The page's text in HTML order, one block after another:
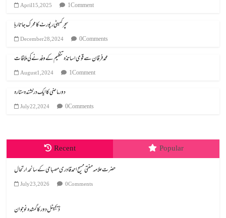
April 15, 2025 1 Comment
سچر کمیٹی رپورٹ کا محرک جاتا رہا
December 28, 2024 0 Comments
محمد فرقان سے قومی اساتذہ تنظیم کے وفد نے کی ملاقات
August 1, 2024 1 Comment
دور ماضی کا ایک درخشندہ ستارہ
July 22, 2024 0 Comments
Recent Popular
July 23, 2026 0 Comments
ڈیجیٹل دور کا گمشدہ نوجوان